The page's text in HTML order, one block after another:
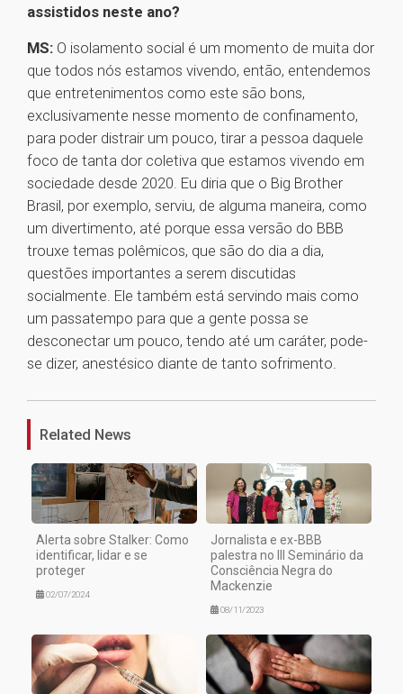
assistidos neste ano?
MS: O isolamento social é um momento de muita dor
que todos nós estamos vivendo, então, entendemos
que entretenimentos como este são bons,
exclusivamente nesse momento de confinamento,
para poder distrair um pouco, tirar a pessoa daquele
foco de tanta dor coletiva que estamos vivendo em
sociedade desde 2020. Eu diria que o Big Brother
Brasil, por exemplo, serviu, de alguma maneira, como
um divertimento, até porque essa versão do BBB
trouxe temas polêmicos, que são do dia a dia,
questões importantes a serem discutidas
socialmente. Ele também está servindo mais como
um passatempo para que a gente possa se
desconectar um pouco, tendo até um caráter, pode-
se dizer, anestésico diante de tanto sofrimento.
1
Related News
Alerta sobre Stalker: Como
identificar, lidar e se
proteger
02/07/2024
Jornalista e ex-BBB
palestra no III Seminário da
Consciência Negra do
Mackenzie
08/11/2023